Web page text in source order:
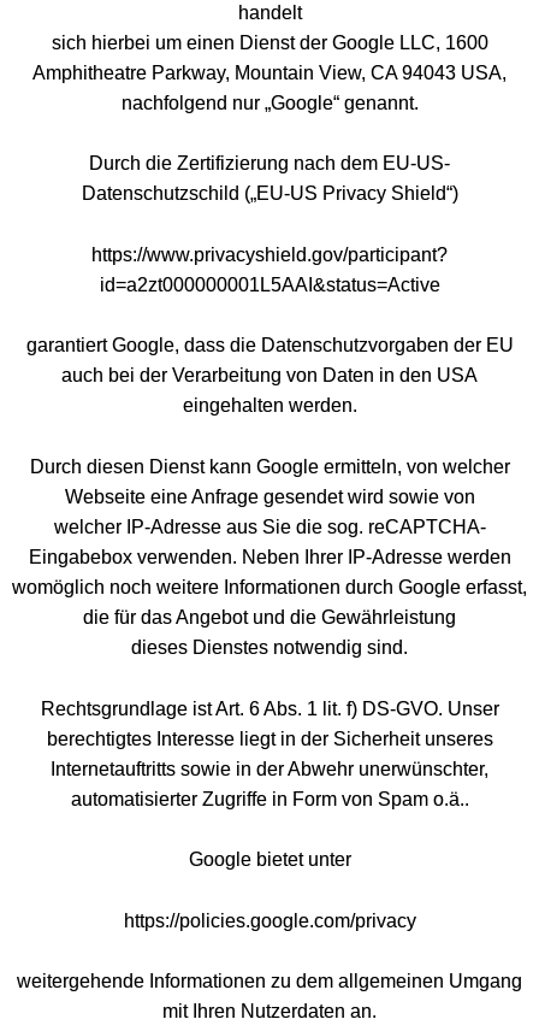
handelt
sich hierbei um einen Dienst der Google LLC, 1600
Amphitheatre Parkway, Mountain View, CA 94043 USA,
nachfolgend nur „Google“ genannt.
Durch die Zertifizierung nach dem EU-US-
Datenschutzschild („EU-US Privacy Shield“)
https://www.privacyshield.gov/participant?
id=a2zt000000001L5AAI&status=Active
garantiert Google, dass die Datenschutzvorgaben der EU
auch bei der Verarbeitung von Daten in den USA
eingehalten werden.
Durch diesen Dienst kann Google ermitteln, von welcher
Webseite eine Anfrage gesendet wird sowie von
welcher IP-Adresse aus Sie die sog. reCAPTCHA-
Eingabebox verwenden. Neben Ihrer IP-Adresse werden
womöglich noch weitere Informationen durch Google erfasst,
die für das Angebot und die Gewährleistung
dieses Dienstes notwendig sind.
Rechtsgrundlage ist Art. 6 Abs. 1 lit. f) DS-GVO. Unser
berechtigtes Interesse liegt in der Sicherheit unseres
Internetauftritts sowie in der Abwehr unerwünschter,
automatisierter Zugriffe in Form von Spam o.ä..
Google bietet unter
https://policies.google.com/privacy
weitergehende Informationen zu dem allgemeinen Umgang
mit Ihren Nutzerdaten an.